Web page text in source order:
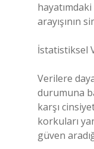
arayışının
İstatistiksel
Verilere
durumuna
karşı
korkuları
güven